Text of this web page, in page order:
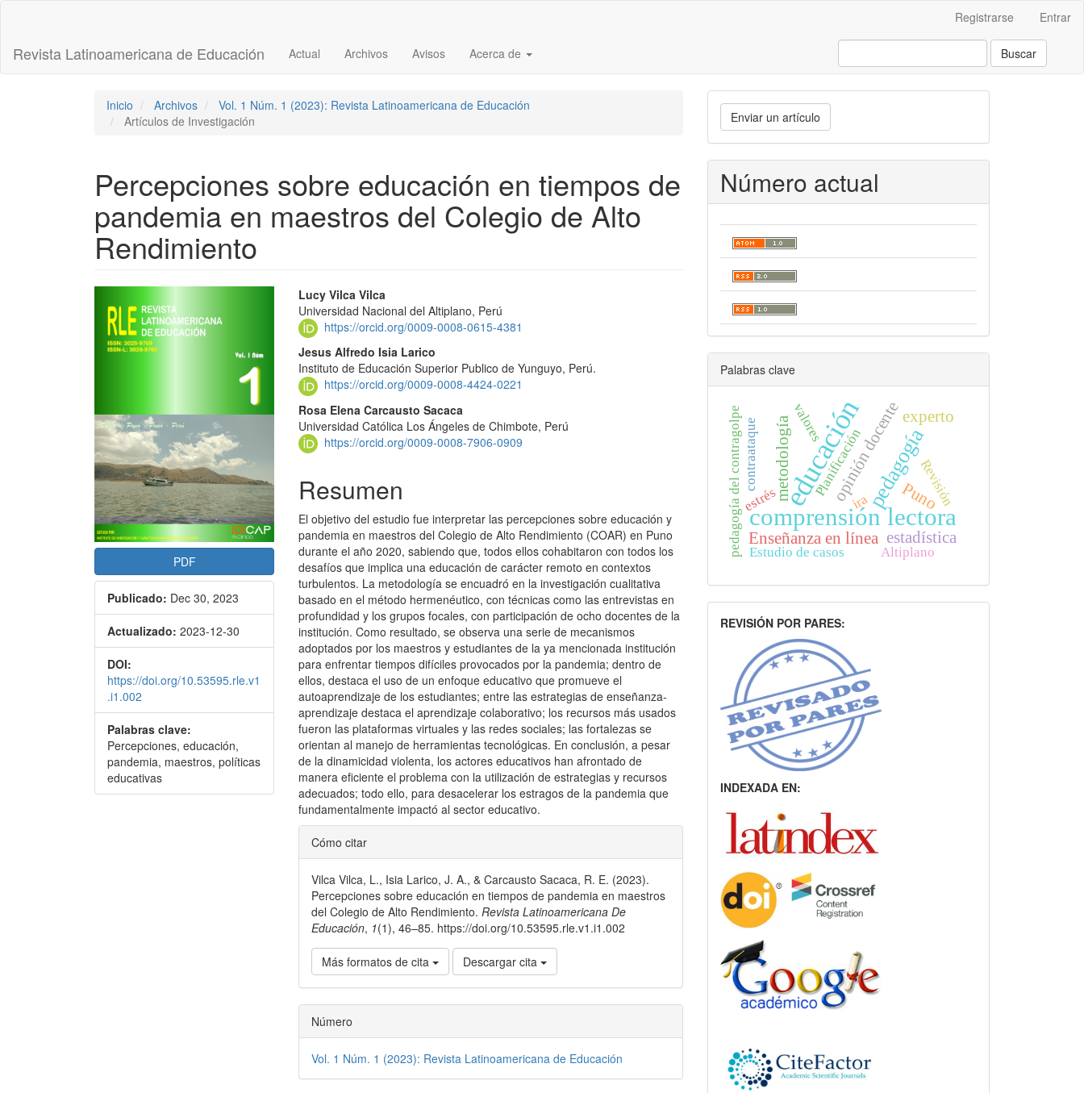
principal
Barra
Registrarse Entrar
Revista Latinoamericana de Educación Actual Archivos Avisos Acerca de Buscar
Inicio Archivos
Vol. 1 Núm. 1 (2023): Revista Latinoamericana de Educación
Artículos de Investigación
Percepciones sobre educación en tiempos de
pandemia en maestros del Colegio de Alto
Rendimiento
Barra
lateral
del
PDF
Publicado: Dec 30, 2023
Actualizado: 2023-12-30
DOI:
https://doi.org/10.53595.rle.v1
.i1.002
Palabras clave:
Percepciones, educación,
pandemia, maestros, políticas
educativas
Contenido
principal
del
artículo
Lucy Vilca Vilca
Universidad Nacional del Altiplano, Perú
https://orcid.org/0009-0008-0615-4381
Jesus Alfredo Isia Larico
Instituto de Educación Superior Publico de Yunguyo, Perú.
https://orcid.org/0009-0008-4424-0221
Rosa Elena Carcausto Sacaca
Universidad Católica Los Ángeles de Chimbote, Perú
https://orcid.org/0009-0008-7906-0909
Resumen
El objetivo del estudio fue interpretar las percepciones sobre educación y
pandemia en maestros del Colegio de Alto Rendimiento (COAR) en Puno
durante el año 2020, sabiendo que, todos ellos cohabitaron con todos los
desafíos que implica una educación de carácter remoto en contextos
turbulentos. La metodología se encuadró en la investigación cualitativa
basado en el método hermenéutico, con técnicas como las entrevistas en
profundidad y los grupos focales, con participación de ocho docentes de la
institución. Como resultado, se observa una serie de mecanismos
adoptados por los maestros y estudiantes de la ya mencionada institución
para enfrentar tiempos difíciles provocados por la pandemia; dentro de
ellos, destaca el uso de un enfoque educativo que promueve el
autoaprendizaje de los estudiantes; entre las estrategias de enseñanza-
aprendizaje destaca el aprendizaje colaborativo; los recursos más usados
fueron las plataformas virtuales y las redes sociales; las fortalezas se
orientan al manejo de herramientas tecnológicas. En conclusión, a pesar
de la dinamicidad violenta, los actores educativos han afrontado de
manera eficiente el problema con la utilización de estrategias y recursos
adecuados; todo ello, para desacelerar los estragos de la pandemia que
fundamentalmente impactó al sector educativo.
Detalles
del
artículo
Cómo citar
Vilca Vilca, L., Isia Larico, J. A., & Carcausto Sacaca, R. E. (2023).
Percepciones sobre educación en tiempos de pandemia en maestros
del Colegio de Alto Rendimiento. Revista Latinoamericana De
Educación, 1(1), 46–85. https://doi.org/10.53595.rle.v1.i1.002
Más formatos de cita Descargar cita
Número
Vol. 1 Núm. 1 (2023): Revista Latinoamericana de Educación
Enviar
un
artículo
Enviar un artículo
Número actual
Palabras clave
educación
comprensión lectora
pedagogía
opinión docente
Enseñanza en línea estadística
metodología Puno
experto
ira
estrés
pedagogía del contragolpe Revisión
Planificación
Estudio de casos
contraataque
Altiplano
valores
indice
REVISIÓN POR PARES:
INDEXADA EN: